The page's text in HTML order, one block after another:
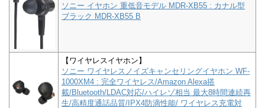
ソニー イヤホン 重低音モデル MDR-XB55 : カナル型
ブラック MDR-XB55 B
【ワイヤレスイヤホン】
ソニー ワイヤレスノイズキャンセリングイヤホン WF-
1000XM4 : 完全ワイヤレス/Amazon Alexa搭
載/Bluetooth/LDAC対応/ハイレゾ相当 最大8時間連続再
生/高精度通話品質/IPX4防滴性能/ ワイヤレス充電対